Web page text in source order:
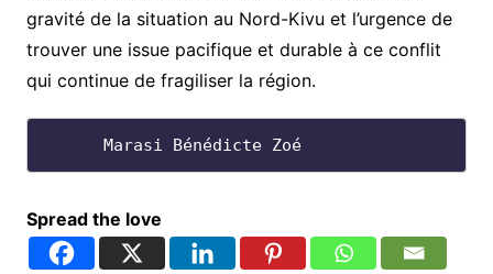
gravité de la situation au Nord-Kivu et l’urgence de
trouver une issue pacifique et durable à ce conflit
qui continue de fragiliser la région.
      Marasi Bénédicte Zoé
Spread the love